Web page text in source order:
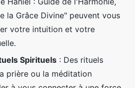
la Grâce Divine" peuvent vous
votre intuition et votre
Spirituels : Des rituels
prière ou la méditation